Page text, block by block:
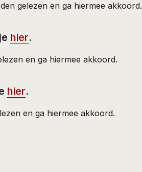
gelezen en ga hiermee akkoord.
hier.
en ga hiermee akkoord.
hier.
en ga hiermee akkoord.